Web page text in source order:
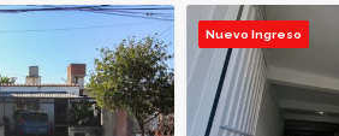
Alquiler
Nuevo Ingreso